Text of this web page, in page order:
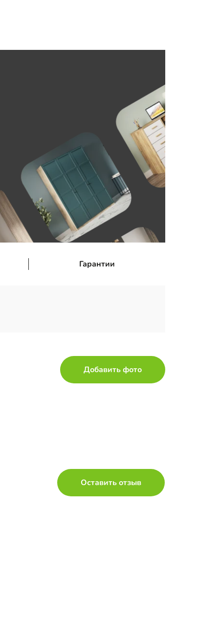
Гарантии
Добавить фото
Оставить отзыв